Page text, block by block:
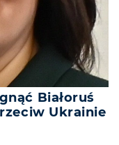
Białoruś
Ukrainie